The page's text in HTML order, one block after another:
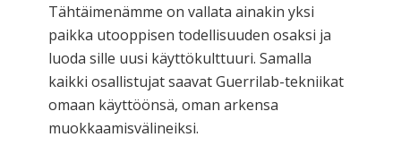
Tähtäimenämme on vallata ainakin yksi
paikka utooppisen todellisuuden osaksi ja
luoda sille uusi käyttökulttuuri. Samalla
kaikki osallistujat saavat Guerrilab-tekniikat
omaan käyttöönsä, oman arkensa
muokkaamisvälineiksi.